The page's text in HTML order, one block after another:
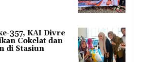
357, KAI Divre
Cokelat dan
di Stasiun